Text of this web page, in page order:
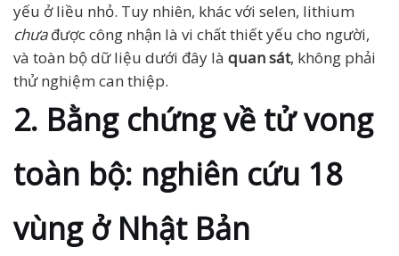
yếu ở liều nhỏ. Tuy nhiên, khác với selen, lithium
chưađược công nhận là vi chất thiết yếu cho người,
và toàn bộ dữ liệu dưới đây là quan sát, không phải
thử nghiệm can thiệp.
2. Bằng chứng về tử vong
toàn bộ: nghiên cứu 18
vùng ở Nhật Bản